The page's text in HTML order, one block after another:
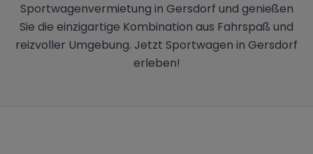
Sportwagenvermietung in Gersdorf und genießen
Sie die einzigartige Kombination aus Fahrspaß und
reizvoller Umgebung. Jetzt Sportwagen in Gersdorf
erleben!